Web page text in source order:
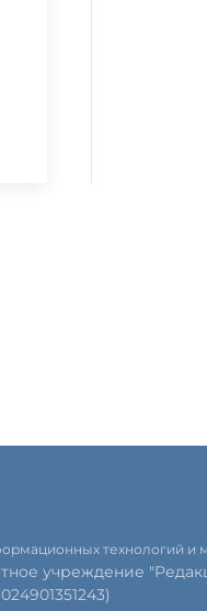
технологий и
учреждение